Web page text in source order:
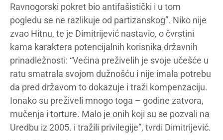
Ravnogorski pokret bio antifašistički i u tom
pogledu se ne razlikuje od partizanskog”. Niko nije
zvao Hitnu, te je Dimitrijević nastavio, o čvrstini
kama karaktera potencijalnih korisnika državnih
prinadležnosti: “Većina preživelih je svoje učešće u
ratu smatrala svojom dužnošću i nije imala potrebu
da pred državom to dokazuje i traži kompenzaciju.
Ionako su preživeli mnogo toga – godine zatvora,
mučenja i torture. Malo je onih koji su se pozvali na
Uredbu iz 2005. i tražili privilegije”, tvrdi Dimitrijević.